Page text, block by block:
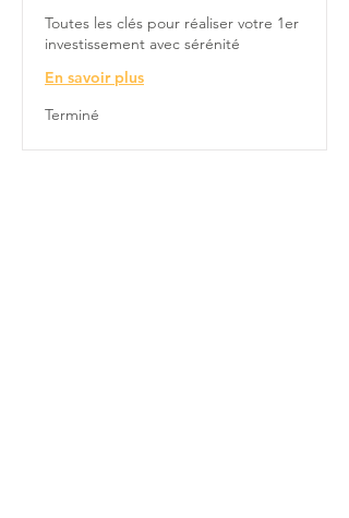
Toutes les clés pour réaliser votre 1er
investissement avec sérénité
En savoir plus
Terminé